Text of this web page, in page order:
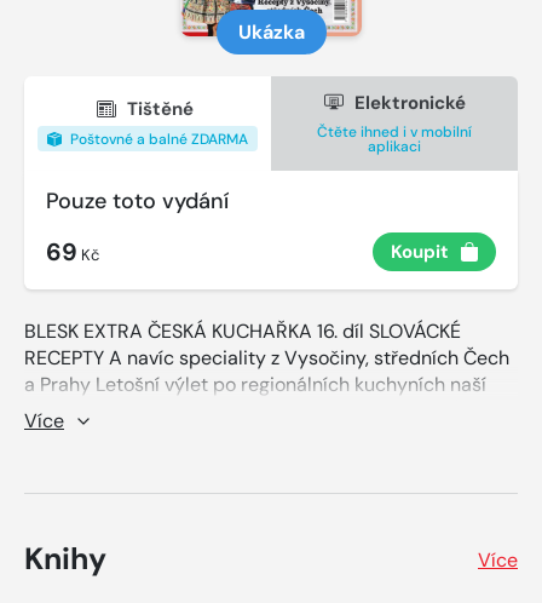
Ukázka
Tištěné
Poštovné a balné ZDARMA
Elektronické
Čtěte ihned i v mobilní
aplikaci
Pouze toto vydání
69 Kč Koupit
BLESK EXTRA ČESKÁ KUCHAŘKA 16. díl SLOVÁCKÉ
RECEPTY A navíc speciality z Vysočiny, středních Čech
a Prahy Letošní výlet po regionálních kuchyních naší
republiky je pomalu u konce. S edicí Blesk Extra Česká
kuchařka tentokrát navštívíme jižní Moravu, a to
národopisným oblastem. Ochutnáme zdejší speciality
třešňové gulivárky nebo slíváky. Řada receptů je
samozřejmě spojena s vínem, které je pro tuto oblast
Více
Knihy Více